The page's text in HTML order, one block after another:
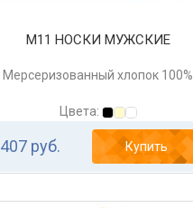
М11 НОСКИ МУЖСКИЕ
Мерсеризованный хлопок 100%
Цвета:
407 руб. Купить